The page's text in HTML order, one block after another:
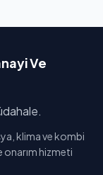
Ve
klima ve kombi
onarım hizmeti